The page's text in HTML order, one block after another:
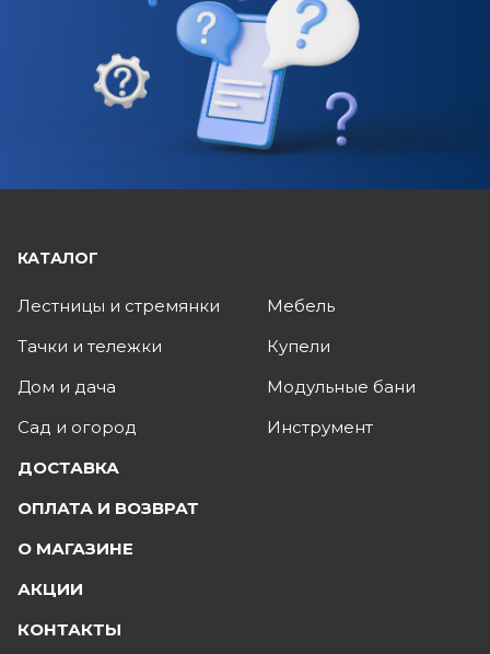
КАТАЛОГ
Лестницы и стремянки
Тачки и тележки
Дом и дача
Сад и огород
Мебель
Купели
Модульные бани
Инструмент
ДОСТАВКА
ОПЛАТА И ВОЗВРАТ
О МАГАЗИНЕ
АКЦИИ
КОНТАКТЫ